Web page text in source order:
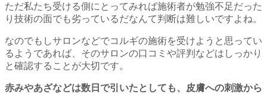
ただ私たち受ける側にとってみれば施術者が勉強不足だった
り技術の面でも劣っているだなんて判断は難しいですよね。
なのでもしサロンなどでコルギの施術を受けようと思ってい
るようであれば、そのサロンの口コミや評判などはしっかり
と確認することが大切です。
赤みやあざなどは数日で引いたとしても、皮膚への刺激から